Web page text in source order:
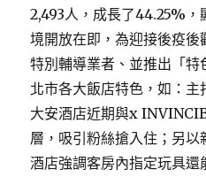
2,493人，成長了44.25%，
境開放在即，為迎接後疫
特別輔導業者、並推出「
北市各大飯店特色，如：
大安酒店近期與x
層，吸引粉絲搶入住；另
酒店強調客房內指定玩具還